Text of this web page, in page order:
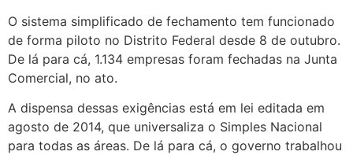
O sistema simplificado de fechamento tem funcionado
de forma piloto no Distrito Federal desde 8 de outubro.
De lá para cá, 1.134 empresas foram fechadas na Junta
Comercial, no ato.
A dispensa dessas exigências está em lei editada em
agosto de 2014, que universaliza o Simples Nacional
para todas as áreas. De lá para cá, o governo trabalhou